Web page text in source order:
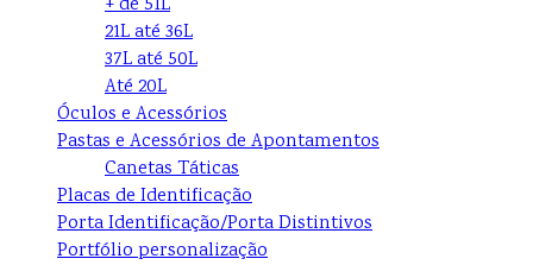
21L até 36L
37L até 50L
Até 20L
Óculos e Acessórios
Pastas e Acessórios de Apontamentos
Canetas Táticas
Placas de Identificação
Porta Identificação/Porta Distintivos
Portfólio personalização